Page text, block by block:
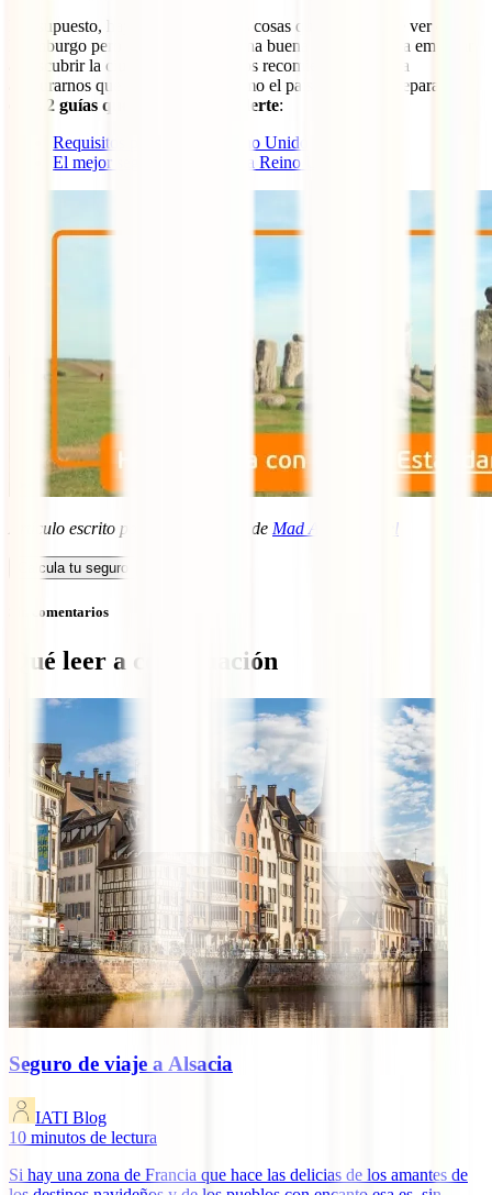
Por supuesto, hay muchísimas más cosas que hacer y que ver en
Edimburgo pero con estas tienes una buena selección para empezar
a descubrir la ciudad. ¿Qué más nos recomiendas tú? Para
asegurarnos que exprimes al máximo el país, te hemos preparado
2 guías que no quieres perderte:
Requisitos para viajar a Reino Unido
El mejor seguro de viaje para Reino Unido
Artículo escrito por Patricia Cuní, de Mad About Travel
Calcula tu seguro
Sin comentarios
Qué leer a continuación
Seguro de viaje a Alsacia
IATI Blog
10 minutos de lectura
Si hay una zona de Francia que hace las delicias de los amantes de